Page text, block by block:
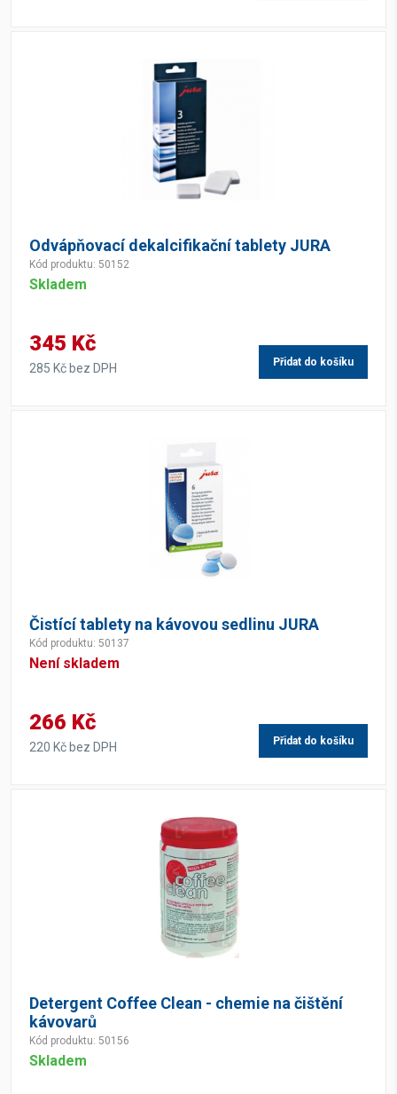
Odvápňovací dekalcifikační tablety JURA
Kód produktu: 50152
Skladem
345 Kč
285 Kč bez DPH Přidat do košíku
Čistící tablety na kávovou sedlinu JURA
Kód produktu: 50137
Není skladem
266 Kč
220 Kč bez DPH Přidat do košíku
Detergent Coffee Clean - chemie na čištění
kávovarů
Kód produktu: 50156
Skladem